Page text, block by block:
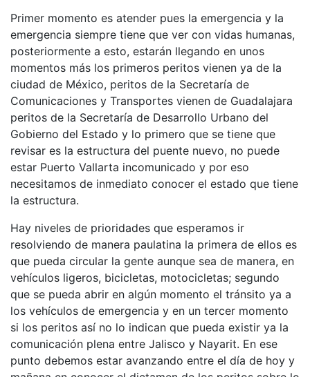
Primer momento es atender pues la emergencia y la
emergencia siempre tiene que ver con vidas humanas,
posteriormente a esto, estarán llegando en unos
momentos más los primeros peritos vienen ya de la
ciudad de México, peritos de la Secretaría de
Comunicaciones y Transportes vienen de Guadalajara
peritos de la Secretaría de Desarrollo Urbano del
Gobierno del Estado y lo primero que se tiene que
revisar es la estructura del puente nuevo, no puede
estar Puerto Vallarta incomunicado y por eso
necesitamos de inmediato conocer el estado que tiene
la estructura.
Hay niveles de prioridades que esperamos ir
resolviendo de manera paulatina la primera de ellos es
que pueda circular la gente aunque sea de manera, en
vehículos ligeros, bicicletas, motocicletas; segundo
que se pueda abrir en algún momento el tránsito ya a
los vehículos de emergencia y en un tercer momento
si los peritos así no lo indican que pueda existir ya la
comunicación plena entre Jalisco y Nayarit. En ese
punto debemos estar avanzando entre el día de hoy y